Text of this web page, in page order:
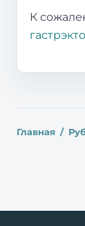
К
Главная